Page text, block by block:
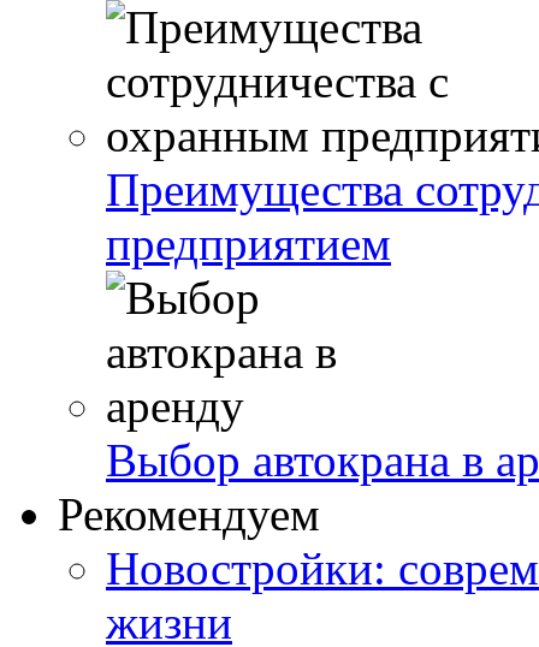
Преимущества
предприятием
Выбор автокрана в
Рекомендуем
Новостройки:
жизни